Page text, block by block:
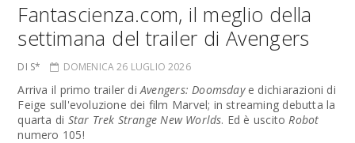
Fantascienza.com, il meglio della
settimana del trailer di Avengers
DI S* DOMENICA 26 LUGLIO 2026
Arriva il primo trailer diAvengers: Doomsdaye dichiarazioni di
Feige sull'evoluzione dei film Marvel; in streaming debutta la
quarta di Star Trek Strange New Worlds. Ed è uscitoRobot
numero 105!